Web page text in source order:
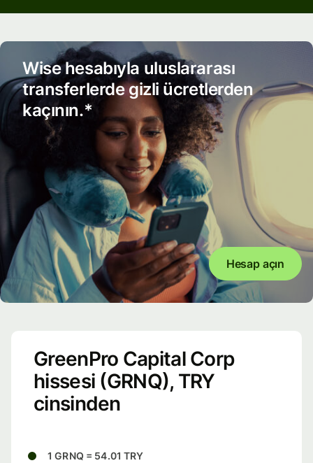
Wise hesabıyla uluslararası
transferlerde gizli ücretlerden
kaçının.*
Hesap açın
GreenPro Capital Corp
hissesi (GRNQ), TRY
cinsinden
1 GRNQ = 54.01 TRY